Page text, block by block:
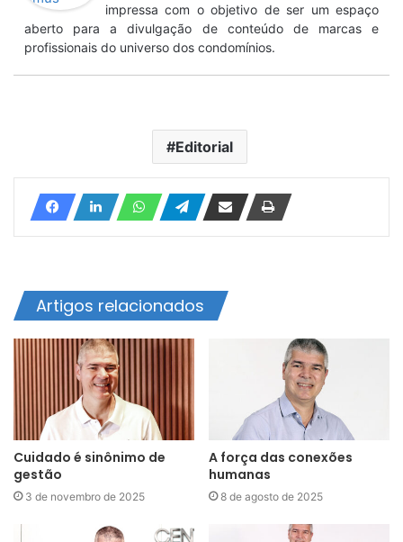
impressa com o objetivo de ser um espaço
aberto para a divulgação de conteúdo de marcas e
profissionais do universo dos condomínios.
Editorial
Artigos relacionados
Cuidado é sinônimo de
gestão
3 de novembro de 2025
A força das conexões
humanas
8 de agosto de 2025